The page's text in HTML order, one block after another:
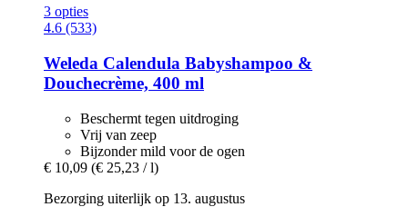
3 opties
4.6 (533)
Weleda Calendula Babyshampoo &
Douchecrème, 400 ml
Beschermt tegen uitdroging
Vrij van zeep
Bijzonder mild voor de ogen
€ 10,09 (€ 25,23 / l)
Bezorging uiterlijk op 13. augustus